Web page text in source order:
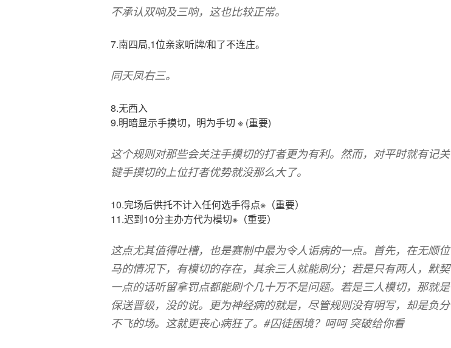
不承认双响及三响，这也比较正常。
7.南四局,1位亲家听牌/和了不连庄。
同天凤右三。
8.无西入
9.明暗显示手摸切，明为手切 ※ (重要)
这个规则对那些会关注手摸切的打者更为有利。然而，对平时就有记关
键手摸切的上位打者优势就没那么大了。
10.完场后供托不计入任何选手得点※（重要）
11.迟到10分主办方代为模切※（重要）
这点尤其值得吐槽，也是赛制中最为令人诟病的一点。首先，在无顺位
马的情况下，有模切的存在，其余三人就能刷分；若是只有两人，默契
一点的话听留拿罚点都能刷个几十万不是问题。若是三人模切，那就是
保送晋级，没的说。更为神经病的就是，尽管规则没有明写，却是负分
不飞的场。这就更丧心病狂了。#囚徒困境？呵呵 突破给你看